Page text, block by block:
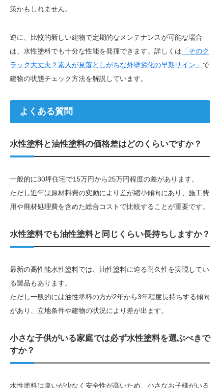
策かもしれません。
逆に、比較的新しい建物で定期的なメンテナンスが可能な場合
は、水性塗料でも十分な性能を発揮できます。詳しくは 「そのク
ラック大丈夫？素人が見落としがちな外壁劣化の早期サイン」 で
建物の状態チェック方法を解説しています。
よくある質問
水性塗料と油性塗料の価格差はどのくらいですか？
一般的に30坪住宅で15万円から25万円程度の差があります。
ただし近年は原材料費の変動により差が縮小傾向にあり、施工費
用や廃材処理費を含めた総合コストで比較することが重要です。
水性塗料でも油性塗料と同じくらい長持ちしますか？
最新の高性能水性塗料では、油性塗料に迫る耐久性を実現してい
る製品もあります。
ただし一般的には油性塗料の方が2年から3年程度長持ちする傾向
があり、立地条件や建物の状況により差が出ます。
小さな子供がいる家庭では必ず水性塗料を選ぶべきで
すか？
水性塗料は臭いが少なく安全性が高いため、小さなお子様がいる